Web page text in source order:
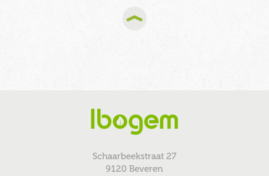
Schaarbeekstraat 27
9120 Beveren